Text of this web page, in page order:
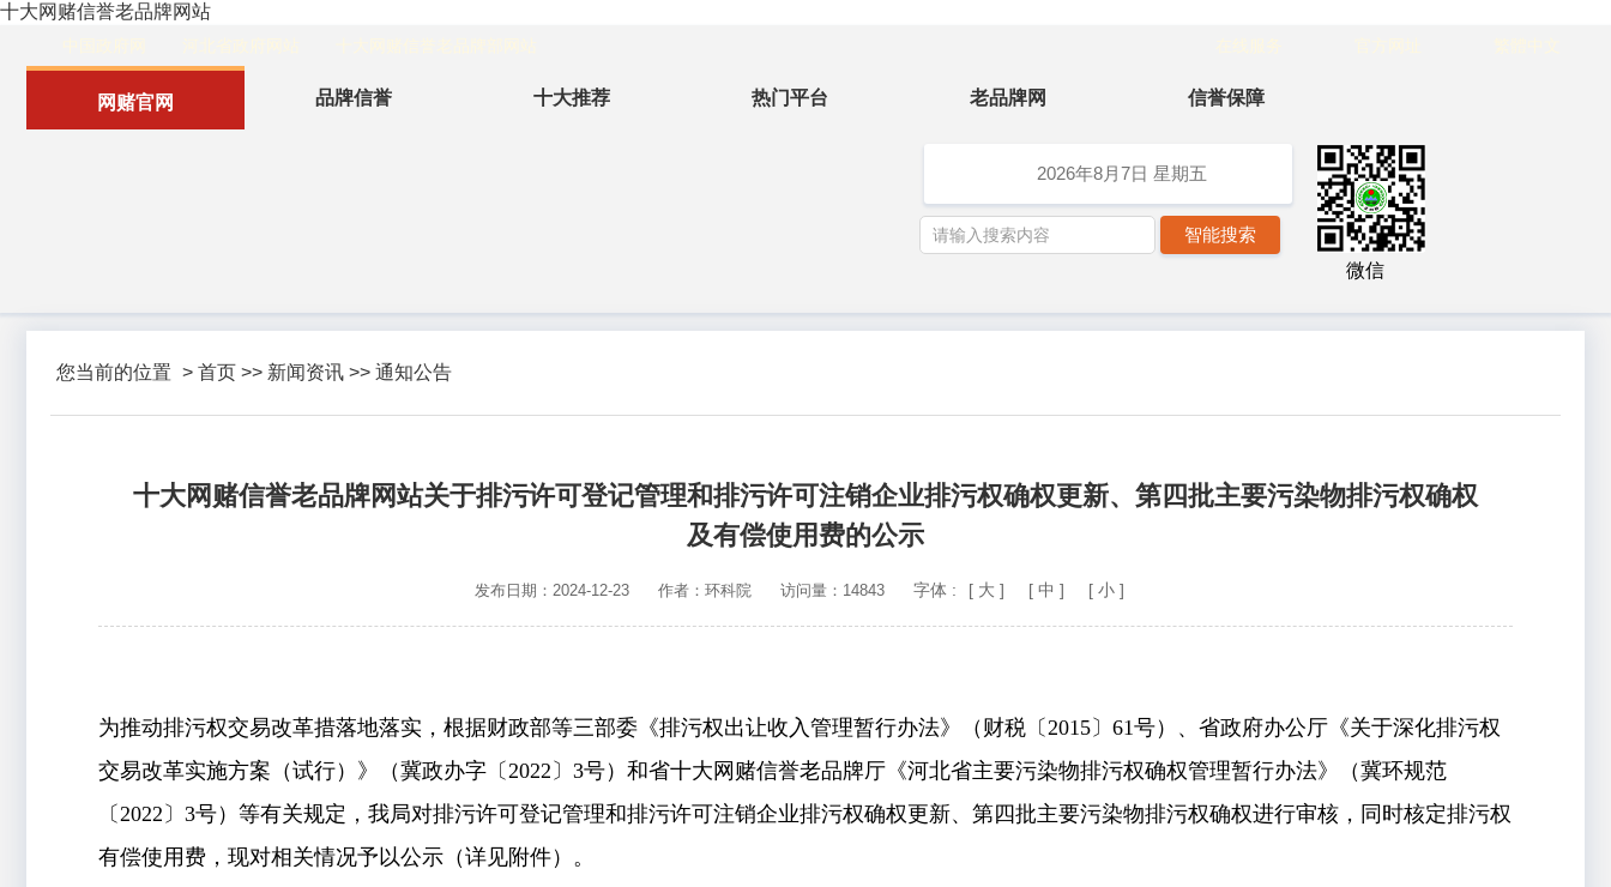
十大网赌信誉老品牌网站
网赌官网 品牌信誉 十大推荐 热门平台 老品牌网 信誉保障
2026年8月7日 星期五
微信
您当前的位置 > 首页 >> 新闻资讯 >> 通知公告
十大网赌信誉老品牌网站关于排污许可登记管理和排污许可注销企业排污权确权更新、第四批主要污染物排污权确权
及有偿使用费的公示
发布日期：2024-12-23 作者：环科院 访问量：14843 字体 : [ 大 ] [ 中 ] [ 小 ]
为推动排污权交易改革措落地落实，根据财政部等三部委《排污权出让收入管理暂行办法》（财税〔2015〕61号）、省政府办公厅《关于深化排污权
交易改革实施方案（试行）》（冀政办字〔2022〕3号）和省十大网赌信誉老品牌厅《河北省主要污染物排污权确权管理暂行办法》（冀环规范
〔2022〕3号）等有关规定，我局对排污许可登记管理和排污许可注销企业排污权确权更新、 第四批主要污染物排污权确权进行审核，同时核定排污权
有偿使用费， 现对相关情况予以公示（详见附件）。